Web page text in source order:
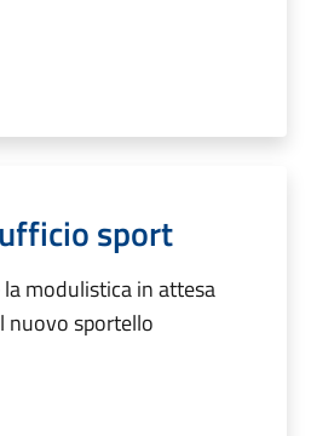
sport
modulistica in attesa
nuovo sportello